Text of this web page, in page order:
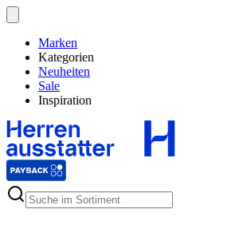
Marken
Kategorien
Neuheiten
Sale
Inspiration